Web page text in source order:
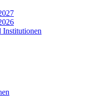
Institutionen